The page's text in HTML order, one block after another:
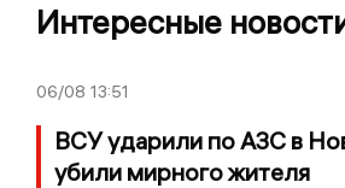
Интересные
06/08 13:51
ВСУ ударили по АЗС в
убили мирного жителя